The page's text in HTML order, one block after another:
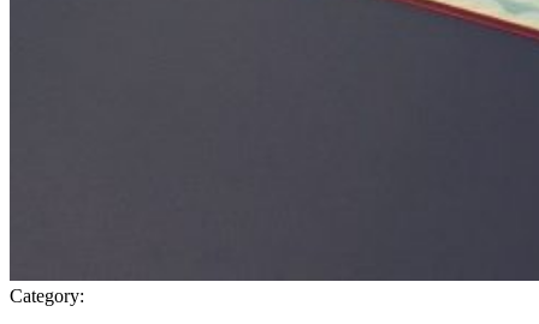
Category: